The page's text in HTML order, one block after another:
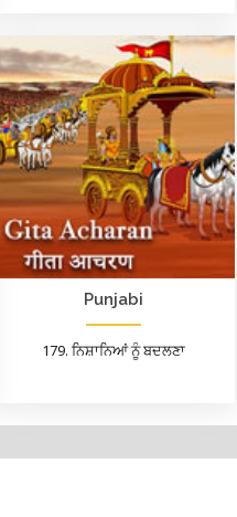
Punjabi
179. ਨਿਸ਼ਾਨਿਆਂ ਨੂੰ ਬਦਲਣਾ